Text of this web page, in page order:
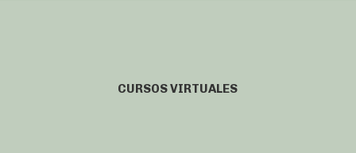
CURSOS VIRTUALES